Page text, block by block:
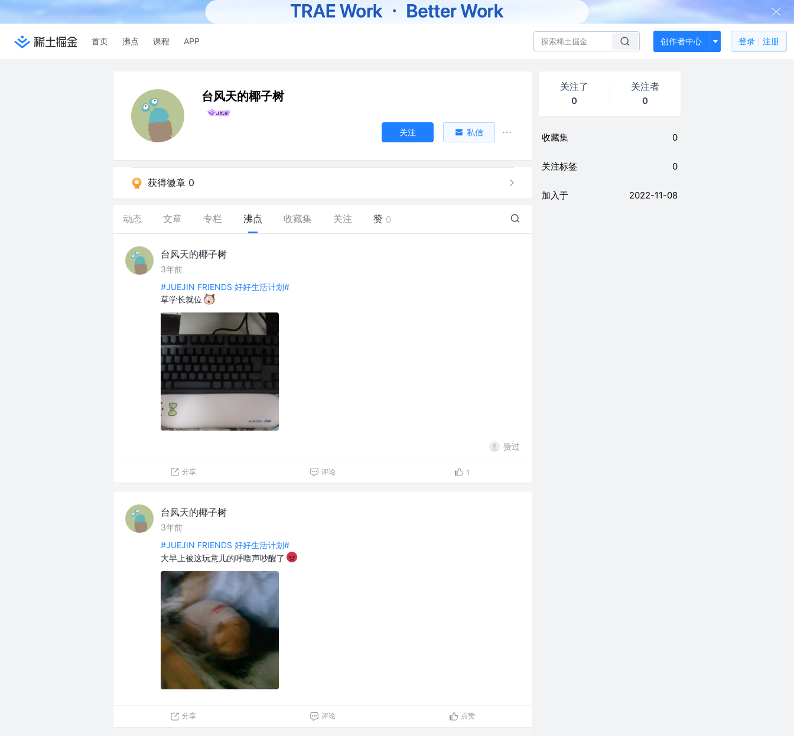
首页 沸点 课程 APP 创作者中心 登录 注册
台风天的椰子树
关注 私信
获得徽章 0
动态 文章 专栏 沸点 收藏集 关注 赞 0
台风天的椰子树
3年前
#JUEJIN FRIENDS 好好生活计划#
草学长就位
赞过
分享 评论 1
台风天的椰子树
3年前
#JUEJIN FRIENDS 好好生活计划#
大早上被这玩意儿的呼噜声吵醒了
分享 评论 点赞
关注了
0
关注者
0
收藏集 0
关注标签 0
加入于 2022-11-08